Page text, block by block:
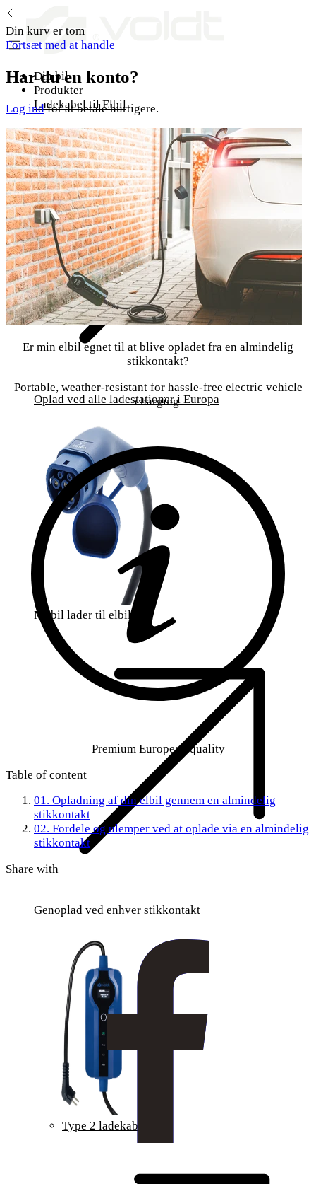
Gå til indhold
Din bil
Produkter
Ladekabel til Elbil
Oplad ved alle ladestationer i Europa
Mobil lader til elbil
Genoplad ved enhver stikkontakt
Type 2 ladekabel
Din kurv er tom
Fortsæt med at handle
Har du en konto?
Log indfor at betale hurtigere.
Er min elbil egnet til at blive opladet fra en almindelig
stikkontakt?
Portable, weather-resistant for hassle-free electric vehicle
charging.
Premium European quality
Table of content
01. Opladning af din elbil gennem en almindelig
stikkontakt
02. Fordele og ulemper ved at oplade via en almindelig
stikkontakt
Share with